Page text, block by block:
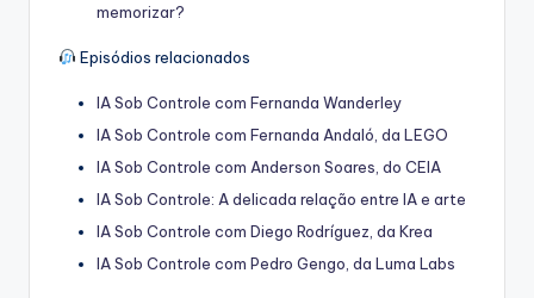
memorizar?
Episódios relacionados
IA Sob Controle com Fernanda Wanderley
IA Sob Controle com Fernanda Andaló, da LEGO
IA Sob Controle com Anderson Soares, do CEIA
IA Sob Controle: A delicada relação entre IA e arte
IA Sob Controle com Diego Rodríguez, da Krea
IA Sob Controle com Pedro Gengo, da Luma Labs